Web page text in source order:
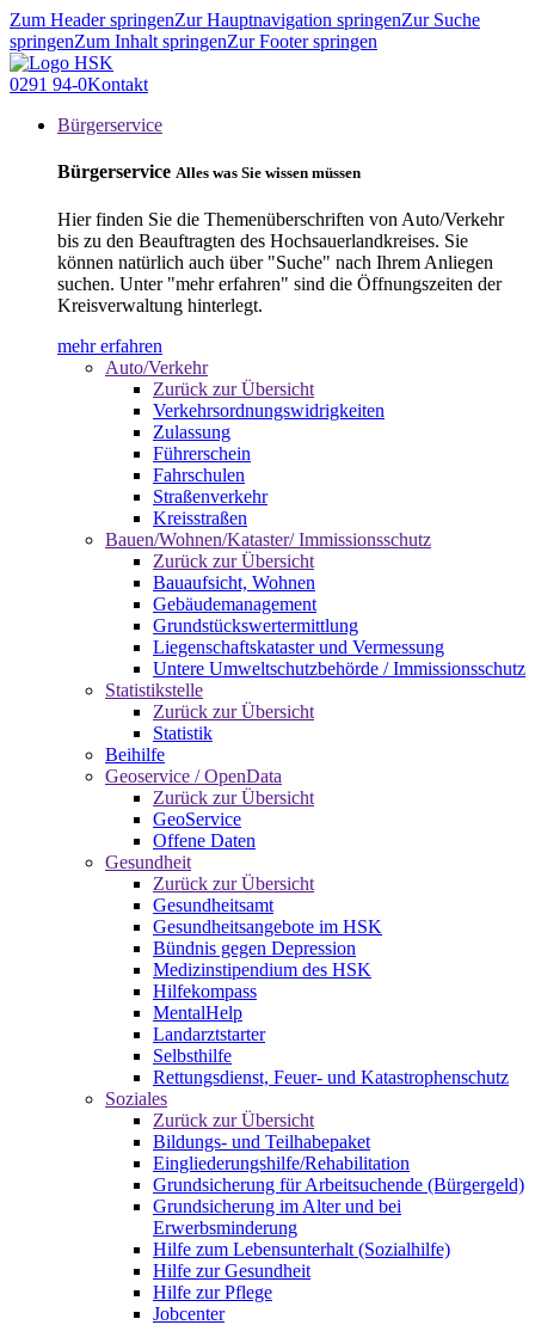
Zum Header springenZur Hauptnavigation springenZur Suche
springenZum Inhalt springenZur Footer springen
0291 94-0Kontakt
Bürgerservice
Bürgerservice Alles was Sie wissen müssen
Hier finden Sie die Themenüberschriften von Auto/Verkehr
bis zu den Beauftragten des Hochsauerlandkreises. Sie
können natürlich auch über "Suche" nach Ihrem Anliegen
suchen. Unter "mehr erfahren" sind die Öffnungszeiten der
Kreisverwaltung hinterlegt.
mehr erfahren
Auto/Verkehr
Zurück zur Übersicht
Verkehrsordnungswidrigkeiten
Zulassung
Führerschein
Fahrschulen
Straßenverkehr
Kreisstraßen
Bauen/Wohnen/Kataster/ Immissionsschutz
Zurück zur Übersicht
Bauaufsicht, Wohnen
Gebäudemanagement
Grundstückswertermittlung
Liegenschaftskataster und Vermessung
Untere Umweltschutzbehörde / Immissionsschutz
Statistikstelle
Zurück zur Übersicht
Statistik
Beihilfe
Geoservice / OpenData
Zurück zur Übersicht
GeoService
Offene Daten
Gesundheit
Zurück zur Übersicht
Gesundheitsamt
Gesundheitsangebote im HSK
Bündnis gegen Depression
Medizinstipendium des HSK
Hilfekompass
MentalHelp
Landarztstarter
Selbsthilfe
Rettungsdienst, Feuer- und Katastrophenschutz
Soziales
Zurück zur Übersicht
Bildungs- und Teilhabepaket
Eingliederungshilfe/Rehabilitation
Grundsicherung für Arbeitsuchende (Bürgergeld)
Grundsicherung im Alter und bei
Erwerbsminderung
Hilfe zum Lebensunterhalt (Sozialhilfe)
Hilfe zur Gesundheit
Hilfe zur Pflege
Jobcenter